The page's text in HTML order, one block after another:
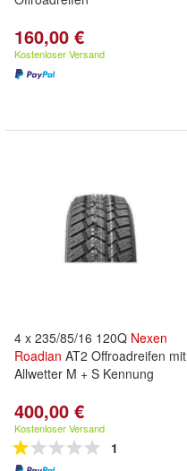
160,00 €
Kostenloser Versand
4 x 235/85/16 120Q Nexen
Roadian AT2 Offroadreifen mit
Allwetter M + S Kennung
400,00 €
Kostenloser Versand
1